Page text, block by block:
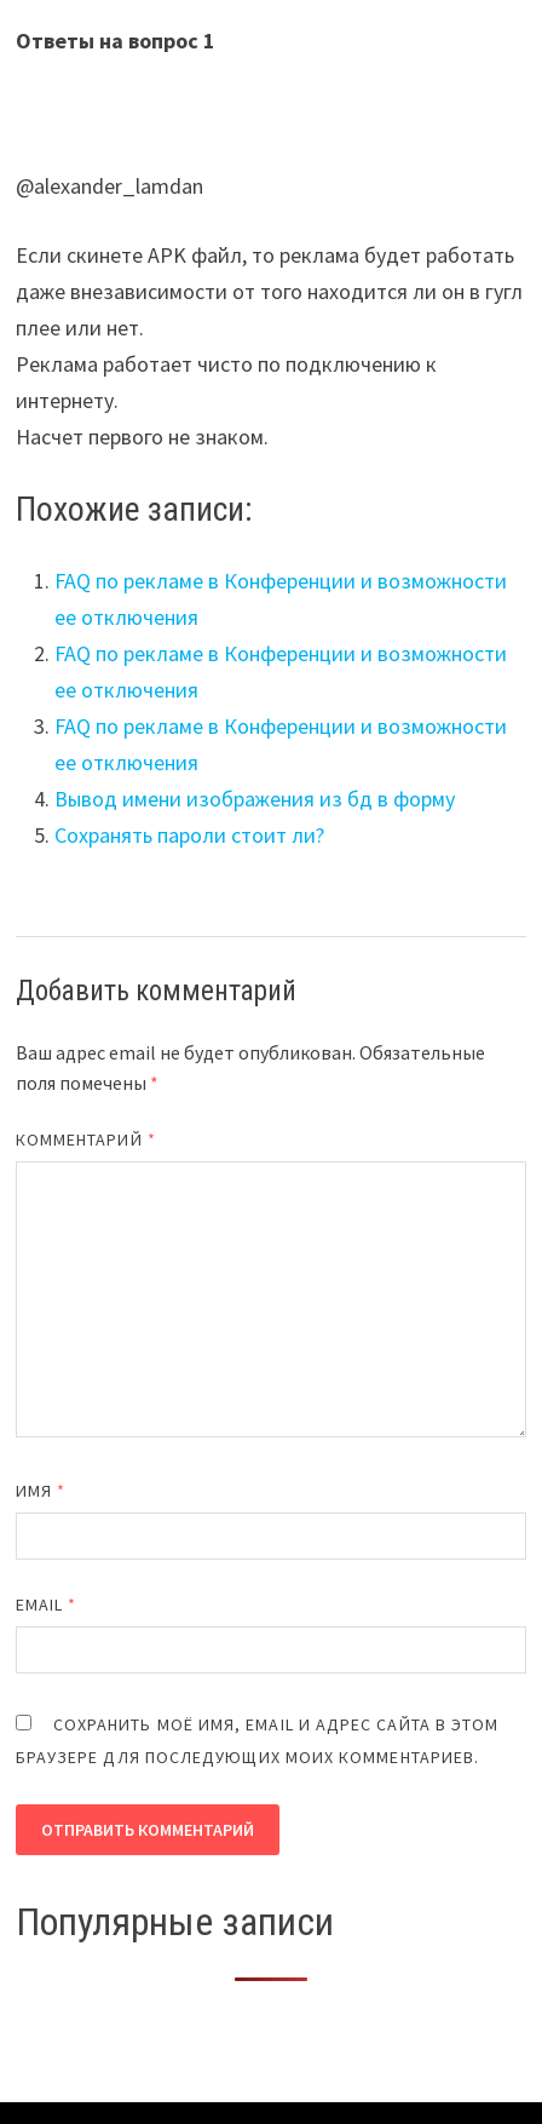
Ответы на вопрос 1
@alexander_lamdan
Если скинете APK файл, то реклама будет работать
даже внезависимости от того находится ли он в гугл
плее или нет.
Реклама работает чисто по подключению к
интернету.
Насчет первого не знаком.
Похожие записи:
FAQ по рекламе в Конференции и возможности
ее отключения
FAQ по рекламе в Конференции и возможности
ее отключения
FAQ по рекламе в Конференции и возможности
ее отключения
Вывод имени изображения из бд в форму
Сохранять пароли стоит ли?
Добавить комментарий
Ваш адрес email не будет опубликован. Обязательные
поля помечены *
КОММЕНТАРИЙ *
ИМЯ *
EMAIL *
СОХРАНИТЬ МОЁ ИМЯ, EMAIL И АДРЕС САЙТА В ЭТОМ
БРАУЗЕРЕ ДЛЯ ПОСЛЕДУЮЩИХ МОИХ КОММЕНТАРИЕВ.
Популярные записи